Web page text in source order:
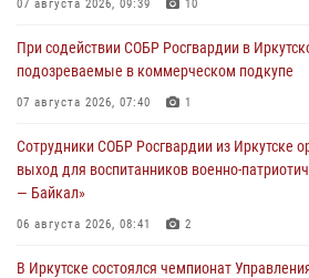
07 августа 2026, 09:39 10
При содействии СОБР Росгвардии в
подозреваемые в коммерческом подкупе
07 августа 2026, 07:40 1
Сотрудники СОБР Росгвардии из Иркутске
выход для воспитанников военно-
— Байкал»
06 августа 2026, 08:41 2
В Иркутске состоялся чемпионат